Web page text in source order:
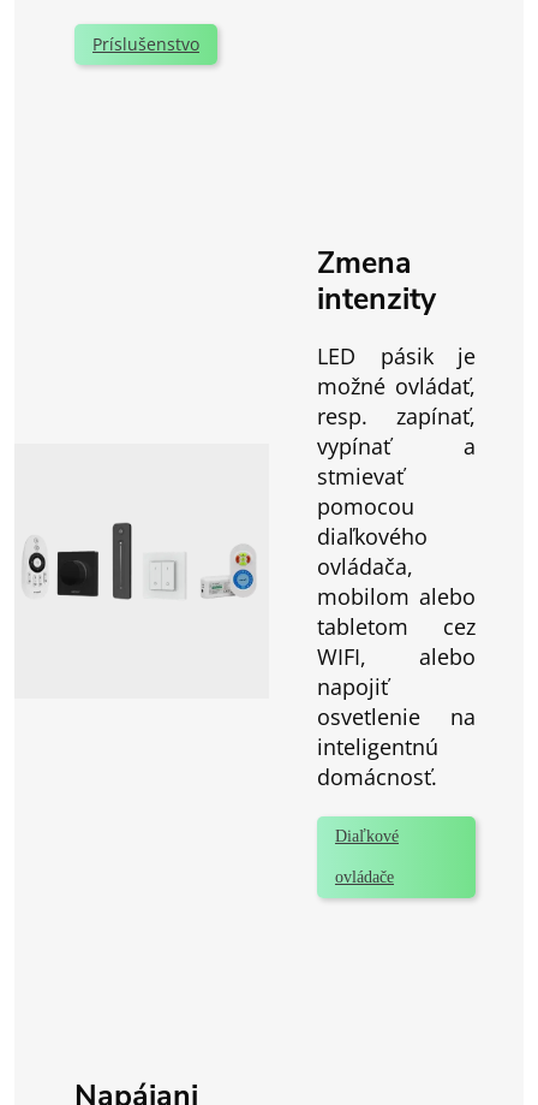
Príslušenstvo
Zmena
intenzity
LED pásik je
možné ovládať,
resp. zapínať,
vypínať a
stmievať
pomocou
diaľkového
ovládača,
mobilom alebo
tabletom cez
WIFI, alebo
napojiť
osvetlenie na
inteligentnú
domácnosť.
Diaľkové
ovládače
Napájani